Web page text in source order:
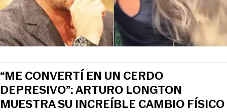
“ME CONVERTÍ EN UN CERDO
DEPRESIVO”: ARTURO LONGTON
MUESTRA SU INCREÍBLE CAMBIO FÍSICO